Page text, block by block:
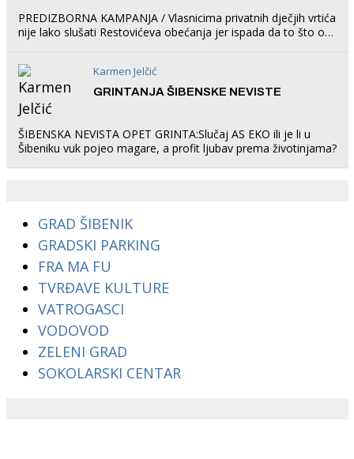
PREDIZBORNA KAMPANJA / Vlasnicima privatnih dječjih vrtića
nije lako slušati Restovićeva obećanja jer ispada da to što oni
Karmen Jelčić
GRINTANJA ŠIBENSKE NEVISTE
ŠIBENSKA NEVISTA OPET GRINTA:Slučaj AS EKO ili je li u
Šibeniku vuk pojeo magare, a profit ljubav prema životinjama?
GRAD ŠIBENIK
GRADSKI PARKING
FRA MA FU
TVRĐAVE KULTURE
VATROGASCI
VODOVOD
ZELENI GRAD
SOKOLARSKI CENTAR